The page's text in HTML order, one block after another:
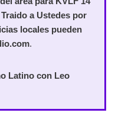
a Ustedes por
locales pueden
.
Latino con Leo